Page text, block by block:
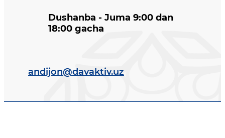
Dushanba - Juma 9:00 dan
18:00 gacha
andijon@davaktiv.uz